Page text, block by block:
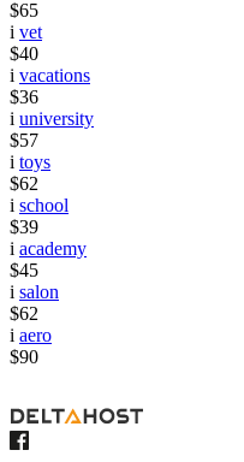
$65
i vet
$40
i vacations
$36
i university
$57
i toys
$62
i school
$39
i academy
$45
i salon
$62
i aero
$90